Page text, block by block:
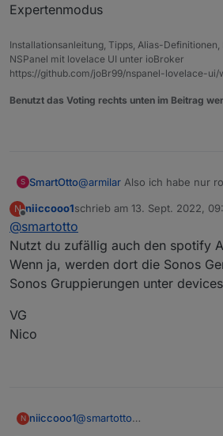
Expertenmodus
Installationsanleitung, Tipps, Alias-Definitionen,
NSPanel mit lovelace UI unter ioBroker
https://github.com/joBr99/nspanel-lovelace-ui/
Benutzt das Voting rechts unten im Beitrag
S SmartOtto@armilar Also ich habe nur
Unter root dann die
Uner Mmembers und
N
Offline
niiccooo1schrieb am 13. Sept. 2022,
zuletzt editiert von
@smartotto
Nutzt du zufällig auch den spotify
Wenn ja, werden dort die Sonos
Sonos Gruppierungen unter
VG
Nico
N niiccooo1@smartotto